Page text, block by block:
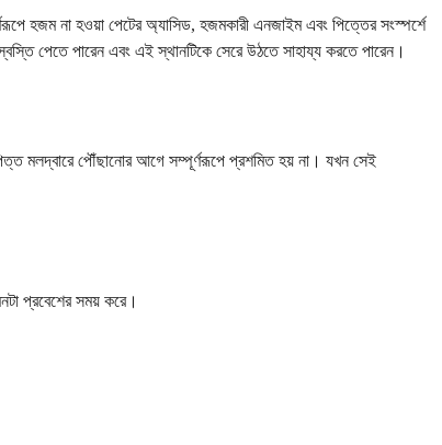
হজম না হওয়া পেটের অ্যাসিড, হজমকারী এনজাইম এবং পিত্তের সংস্পর্শে
পেতে পারেন এবং এই স্থানটিকে সেরে উঠতে সাহায্য করতে পারেন।
মলদ্বারে পৌঁছানোর আগে সম্পূর্ণরূপে প্রশমিত হয় না। যখন সেই
প্রবেশের সময় করে।